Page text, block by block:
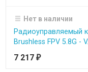
Нет в наличии
Радиоуправляемый
Brushless FPV 5.8G - V...
7 217 ₽